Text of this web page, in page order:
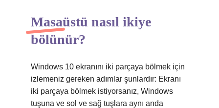
Masaüstü nasıl ikiye
bölünür?
Windows 10 ekranını iki parçaya bölmek için
izlemeniz gereken adımlar şunlardır: Ekranı
iki parçaya bölmek istiyorsanız, Windows
tuşuna ve sol ve sağ tuşlara aynı anda